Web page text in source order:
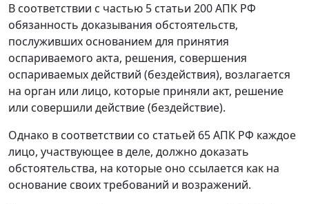
В соответствии с частью 5 статьи 200АПК РФ
обязанность доказывания обстоятельств,
послуживших основанием для принятия
оспариваемого акта, решения, совершения
оспариваемых действий (бездействия), возлагается
на орган или лицо, которые приняли акт, решение
или совершили действие (бездействие).
Однако в соответствии со статьей 65АПК РФ каждое
лицо, участвующее в деле, должно доказать
обстоятельства, на которые оно ссылается как на
основание своих требований и возражений.